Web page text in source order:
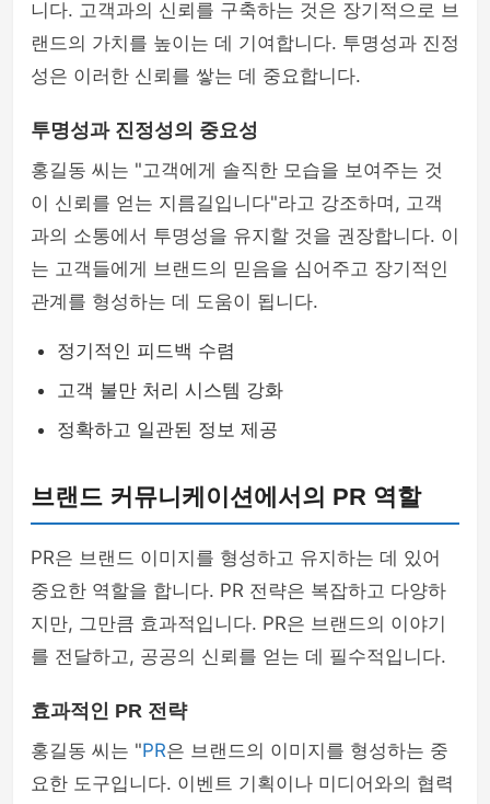
니다. 고객과의 신뢰를 구축하는 것은 장기적으로 브
랜드의 가치를 높이는 데 기여합니다. 투명성과 진정
성은 이러한 신뢰를 쌓는 데 중요합니다.
투명성과 진정성의 중요성
홍길동 씨는 "고객에게 솔직한 모습을 보여주는 것
이 신뢰를 얻는 지름길입니다"라고 강조하며, 고객
과의 소통에서 투명성을 유지할 것을 권장합니다. 이
는 고객들에게 브랜드의 믿음을 심어주고 장기적인
관계를 형성하는 데 도움이 됩니다.
정기적인 피드백 수렴
고객 불만 처리 시스템 강화
정확하고 일관된 정보 제공
브랜드 커뮤니케이션에서의 PR 역할
PR은 브랜드 이미지를 형성하고 유지하는 데 있어
중요한 역할을 합니다. PR 전략은 복잡하고 다양하
지만, 그만큼 효과적입니다. PR은 브랜드의 이야기
를 전달하고, 공공의 신뢰를 얻는 데 필수적입니다.
효과적인 PR 전략
홍길동 씨는 "PR은 브랜드의 이미지를 형성하는 중
요한 도구입니다. 이벤트 기획이나 미디어와의 협력